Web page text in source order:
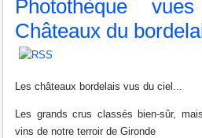
Photothèque
Châteaux du
Les châteaux bordelais vus du ciel...
Les grands crus classés bien-sûr,
vins de notre terroir de Gironde